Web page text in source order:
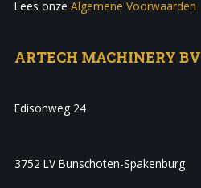
Lees onze Algemene Voorwaarden
ARTECH MACHINERY BV
Edisonweg 24
3752 LV Bunschoten-Spakenburg